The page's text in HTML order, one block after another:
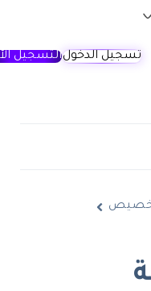
تسجيل الدخولالتسجيل